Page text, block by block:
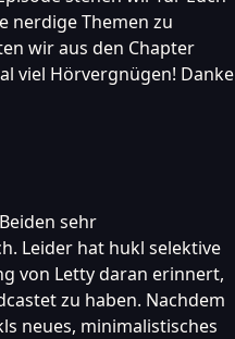
nerdige Themen zu
wir aus den Chapter
viel Hörvergnügen! Danke
sehr
Leider hat hukl selektive
von Letty daran erinnert,
zu haben. Nachdem
neues, minimalistisches